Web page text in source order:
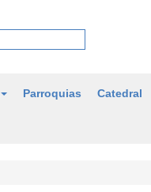
Parroquias Catedral